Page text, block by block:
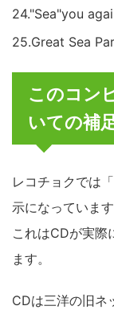
24."Sea"you
25.Great Sea
このコン
いての補
レコチョクでは
示になっています
これはCDが実際
ます。
CDは三洋の旧ネ